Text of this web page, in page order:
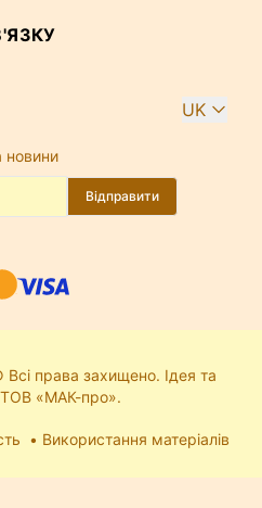
UK
новини
Відправити
права захищено. Ідея та
ТОВ «МАК-про».
Використання матеріалів